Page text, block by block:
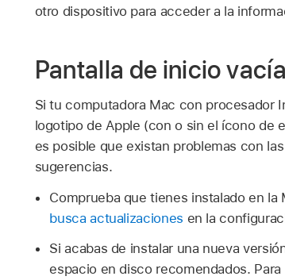
otro dispositivo para acceder a la
Pantalla de inicio vacía
Si tu computadora Mac con procesador
logotipo de Apple (con o sin el ícono de
es posible que existan problemas con
sugerencias.
Comprueba que tienes instalado en
busca actualizaciones en la
Si acabas de instalar una nueva
espacio en disco recomendados.